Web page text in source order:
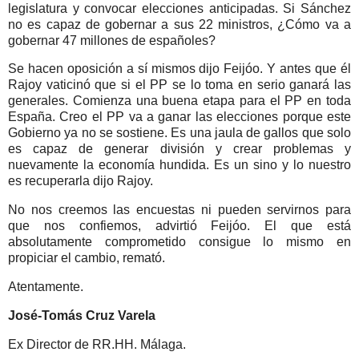
legislatura y convocar elecciones anticipadas. Si Sánchez
no es capaz de gobernar a sus 22 ministros, ¿Cómo va a
gobernar 47 millones de españoles?
Se hacen oposición a sí mismos dijo Feijóo. Y antes que él
Rajoy vaticinó que si el PP se lo toma en serio ganará las
generales. Comienza una buena etapa para el PP en toda
España. Creo el PP va a ganar las elecciones porque este
Gobierno ya no se sostiene. Es una jaula de gallos que solo
es capaz de generar división y crear problemas y
nuevamente la economía hundida. Es un sino y lo nuestro
es recuperarla dijo Rajoy.
No nos creemos las encuestas ni pueden servirnos para
que nos confiemos, advirtió Feijóo. El que está
absolutamente comprometido consigue lo mismo en
propiciar el cambio, remató.
Atentamente.
José-Tomás Cruz Varela
Ex Director de RR.HH. Málaga.